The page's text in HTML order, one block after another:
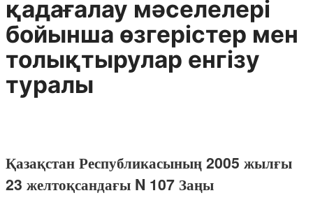
қадағалау мәселелері
бойынша өзгерістер мен
толықтырулар енгізу
туралы
Қазақстан Республикасының 2005 жылғы
23 желтоқсандағы N 107 Заңы